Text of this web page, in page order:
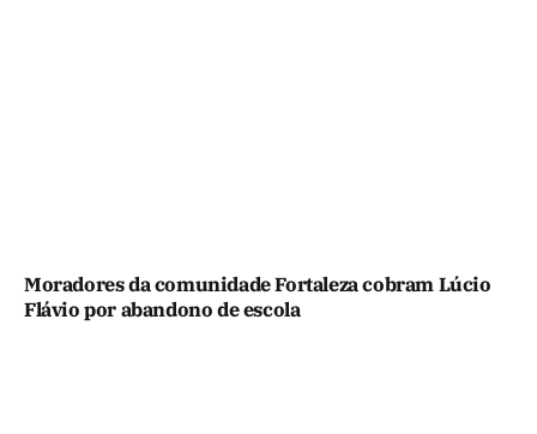
Moradores da comunidade Fortaleza cobram Lúcio
Flávio por abandono de escola